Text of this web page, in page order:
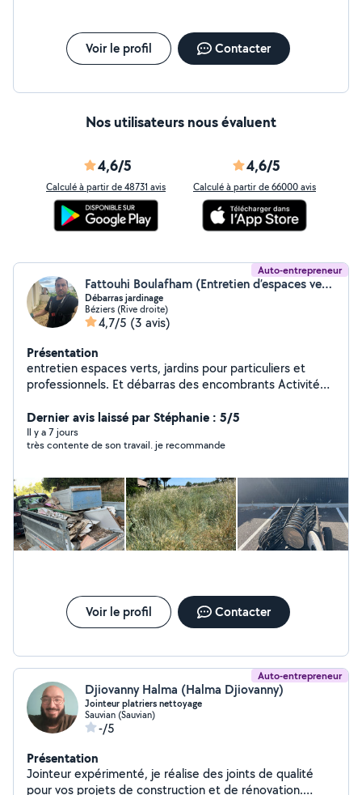
Voir le profil Contacter
Nos utilisateurs nous évaluent
4,6/5
Calculé à partir de 48731 avis
4,6/5
Calculé à partir de 66000 avis
Auto-entrepreneur
Fattouhi Boulafham (Entretien d’espaces verts, jardins)
Débarras jardinage
Béziers (Rive droite)
4,7/5 (3 avis)
Présentation
entretien espaces verts, jardins pour particuliers et
professionnels. Et débarras des encombrants Activité
Dernier avis laissé par Stéphanie : 5/5
Il y a 7 jours
très contente de son travail. je recommande
Voir le profil Contacter
Auto-entrepreneur
Djiovanny Halma (Halma Djiovanny)
Jointeur platriers nettoyage
Sauvian (Sauvian)
-/5
Présentation
Jointeur expérimenté, je réalise des joints de qualité
pour vos projets de construction et de rénovation.